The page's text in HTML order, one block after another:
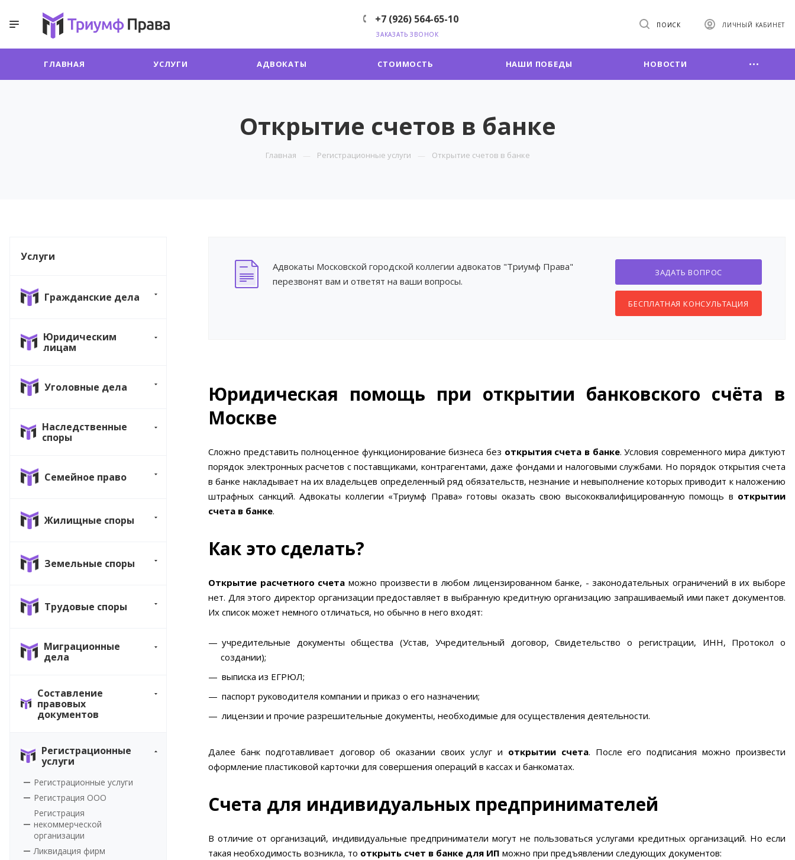
+7 (926) 564-65-10
ЗАКАЗАТЬ ЗВОНОК
ЛИЧНЫЙ КАБИНЕТ
ПОИСК
ГЛАВНАЯ УСЛУГИ АДВОКАТЫ СТОИМОСТЬ НАШИ ПОБЕДЫ НОВОСТИ
Открытие счетов в банке
Главная Регистрационные услуги Открытие счетов в банке
Услуги
Гражданские дела
Юридическим
лицам
Уголовные дела
Наследственные
споры
Семейное право
Жилищные споры
Земельные споры
Трудовые споры
Миграционные
дела
Составление
правовых
документов
Регистрационные
услуги
Регистрационные услуги
Регистрация ООО
Регистрация
некоммерческой
организации
Ликвидация фирм
Адвокаты Московской городской коллегии адвокатов "Триумф Права"
перезвонят вам и ответят на ваши вопросы.
ЗАДАТЬ ВОПРОС
БЕСПЛАТНАЯ КОНСУЛЬТАЦИЯ
Юридическая помощь при открытии банковского счёта в
Москве
Сложно представить полноценное функционирование бизнеса без открытия счета в банке. Условия современного мира диктуют
порядок электронных расчетов с поставщиками, контрагентами, даже фондами и налоговыми службами. Но порядок открытия счета
в банке накладывает на их владельцев определенный ряд обязательств, незнание и невыполнение которых приводит к наложению
штрафных санкций. Адвокаты коллегии «Триумф Права» готовы оказать свою высококвалифицированную помощь в открытии
счета в банке.
Как это сделать?
Открытие расчетного счета можно произвести в любом лицензированном банке, - законодательных ограничений в их выборе
нет. Для этого директор организации предоставляет в выбранную кредитную организацию запрашиваемый ими пакет документов.
Их список может немного отличаться, но обычно в него входят:
учредительные документы общества (Устав, Учредительный договор, Свидетельство о регистрации, ИНН, Протокол о
создании);
выписка из ЕГРЮЛ;
паспорт руководителя компании и приказ о его назначении;
лицензии и прочие разрешительные документы, необходимые для осуществления деятельности.
Далее банк подготавливает договор об оказании своих услуг и открытии счета. После его подписания можно произвести
оформление пластиковой карточки для совершения операций в кассах и банкоматах.
Счета для индивидуальных предпринимателей
В отличие от организаций, индивидуальные предприниматели могут не пользоваться услугами кредитных организаций. Но если
такая необходимость возникла, то открыть счет в банке для ИП можно при предъявлении следующих документов: